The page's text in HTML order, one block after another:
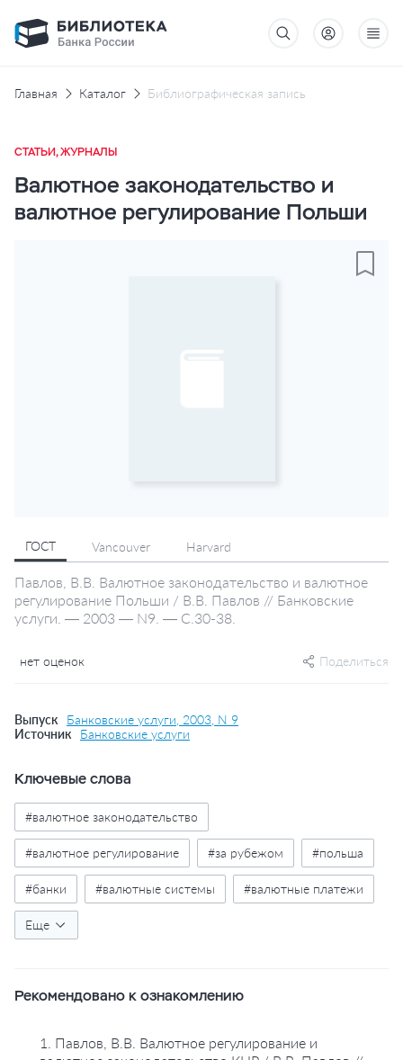
Главная Каталог Библиографическая запись
СТАТЬИ, ЖУРНАЛЫ
Валютное законодательство и
валютное регулирование Польши
ГОСТ Vancouver Harvard
Павлов, В.В. Валютное законодательство и валютное
регулирование Польши / В.В. Павлов // Банковские
услуги. — 2003 — N9. — С.30-38.
нет оценок Поделиться
Выпуск
Банковские услуги, 2003, N 9
Источник
Банковские услуги
Ключевые слова
#валютное законодательство
#валютное регулирование #за рубежом #польша
#банки #валютные системы #валютные платежи
#валютные расчеты
#банковские счета #импорт #экспорт
Еще
Рекомендовано к ознакомлению
1. Павлов, В.В. Валютное регулирование и